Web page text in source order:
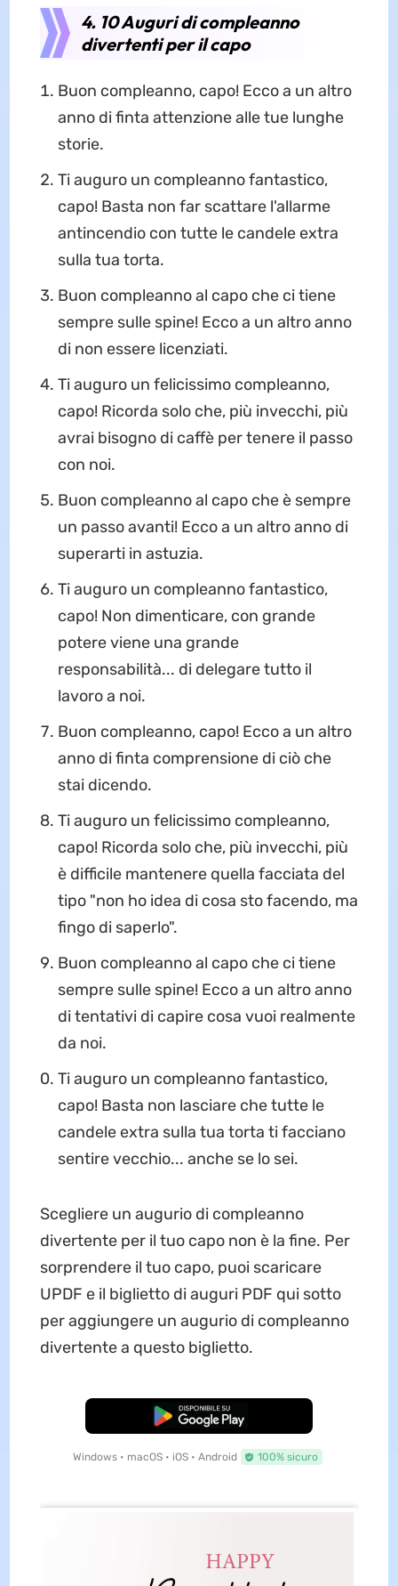
4. 10 Auguri di compleanno
divertenti per il capo
Buon compleanno, capo! Ecco a un altro
anno di finta attenzione alle tue lunghe
storie.
Ti auguro un compleanno fantastico,
capo! Basta non far scattare l'allarme
antincendio con tutte le candele extra
sulla tua torta.
Buon compleanno al capo che ci tiene
sempre sulle spine! Ecco a un altro anno
di non essere licenziati.
Ti auguro un felicissimo compleanno,
capo! Ricorda solo che, più invecchi, più
avrai bisogno di caffè per tenere il passo
con noi.
Buon compleanno al capo che è sempre
un passo avanti! Ecco a un altro anno di
superarti in astuzia.
Ti auguro un compleanno fantastico,
capo! Non dimenticare, con grande
potere viene una grande
responsabilità... di delegare tutto il
lavoro a noi.
Buon compleanno, capo! Ecco a un altro
anno di finta comprensione di ciò che
stai dicendo.
Ti auguro un felicissimo compleanno,
capo! Ricorda solo che, più invecchi, più
è difficile mantenere quella facciata del
tipo "non ho idea di cosa sto facendo, ma
fingo di saperlo".
Buon compleanno al capo che ci tiene
sempre sulle spine! Ecco a un altro anno
di tentativi di capire cosa vuoi realmente
da noi.
Ti auguro un compleanno fantastico,
capo! Basta non lasciare che tutte le
candele extra sulla tua torta ti facciano
sentire vecchio... anche se lo sei.
Scegliere un augurio di compleanno
divertente per il tuo capo non è la fine. Per
sorprendere il tuo capo, puoi scaricare
UPDF e il biglietto di auguri PDF qui sotto
per aggiungere un augurio di compleanno
divertente a questo biglietto.
Download Gratis
Windows • macOS • iOS • Android 100% sicuro